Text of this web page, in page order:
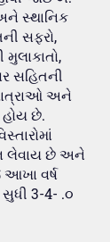
સ્થાનિક
સફરો,
સહિતની
અને
હોય છે.
લેવાય છે અને
વર્ષ
સુધી 3-4- .૦